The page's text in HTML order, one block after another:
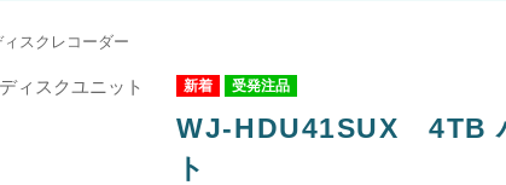
スクレコーダー
受発注品
WJ-HDU41SUX 4TB
ト